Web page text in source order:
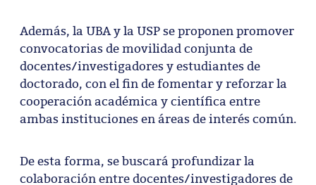
Además, la UBA y la USP se proponen promover
convocatorias de movilidad conjunta de
docentes/investigadores y estudiantes de
doctorado, con el fin de fomentar y reforzar la
cooperación académica y científica entre
ambas instituciones en áreas de interés común.
De esta forma, se buscará profundizar la
colaboración entre docentes/investigadores de